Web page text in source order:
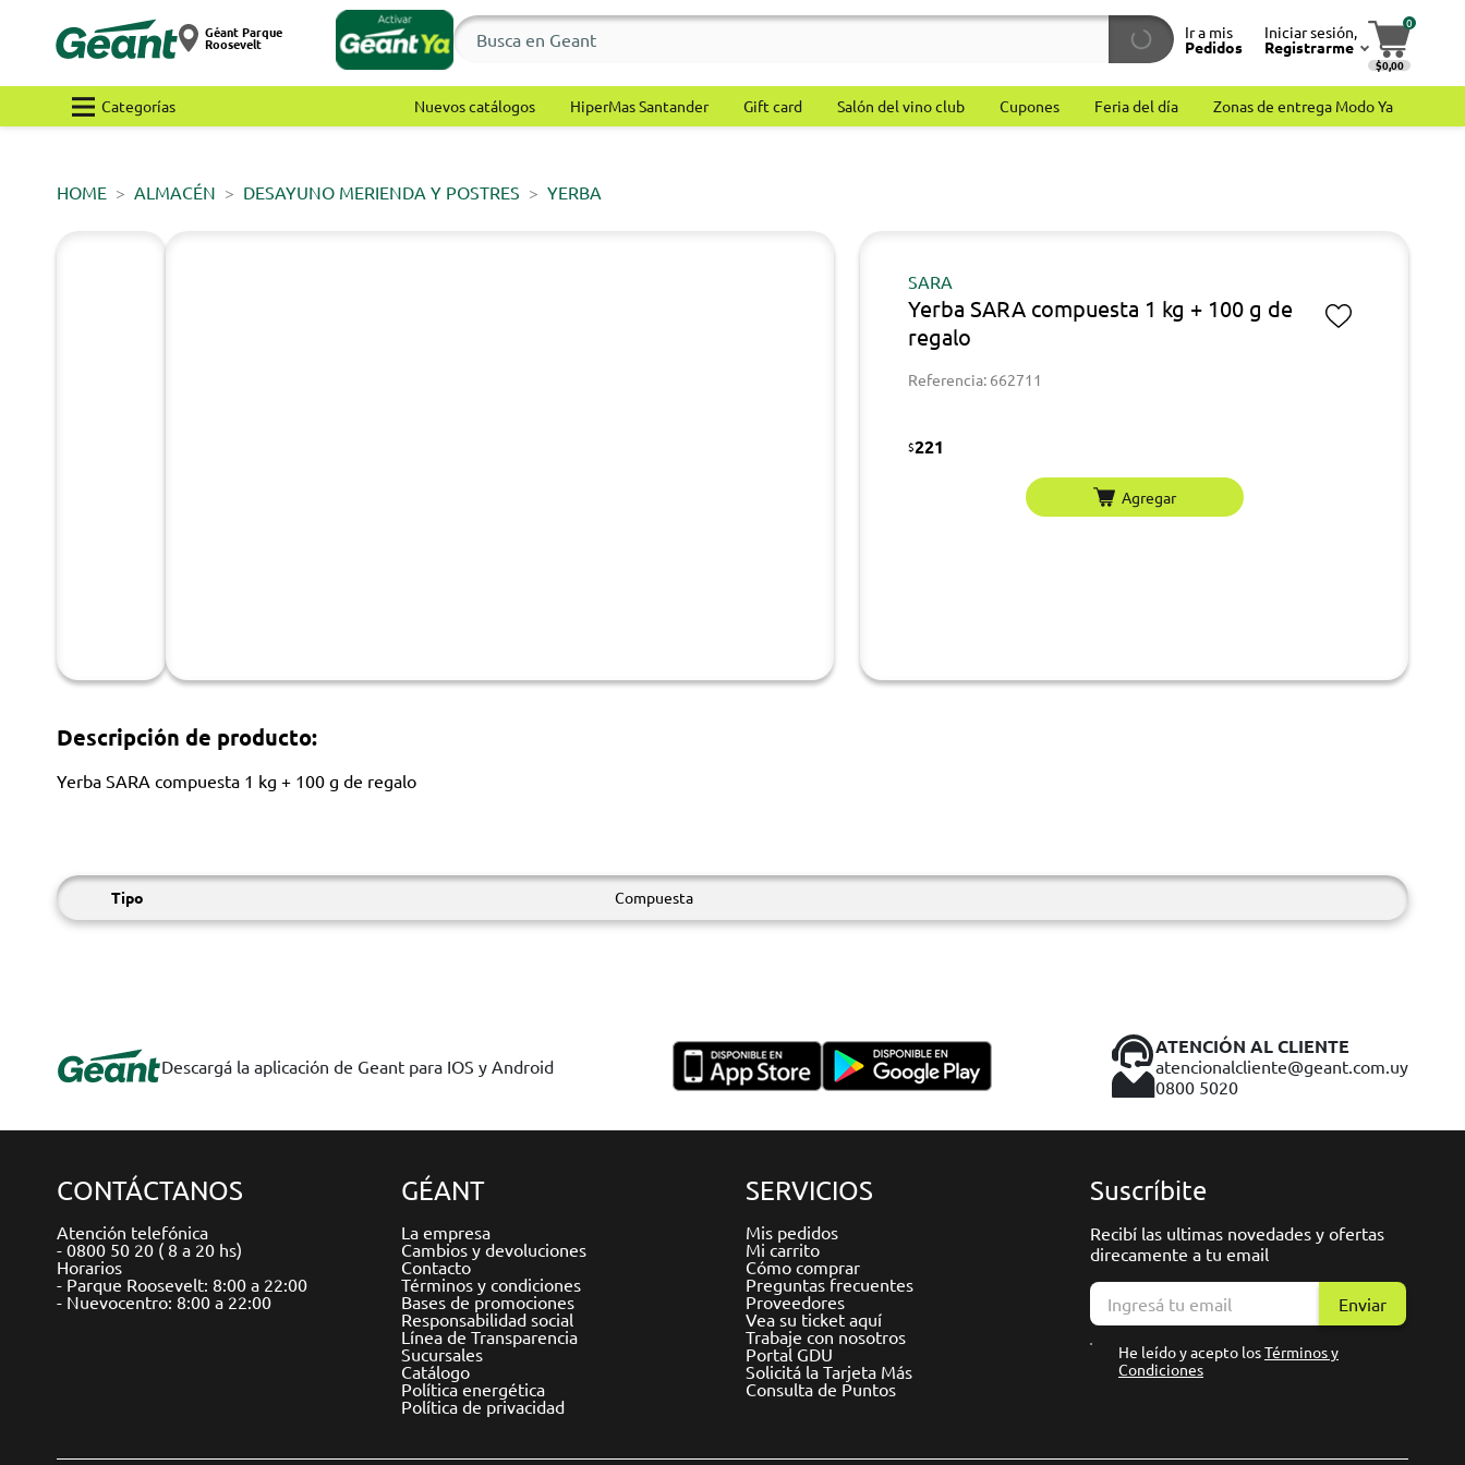
Géant Parque
Roosevelt
Ir a mis
Pedidos
Iniciar sesión,
Registrarme
0
$0,00
Categorías Nuevos catálogos HiperMas Santander Gift card Salón del vino club Cupones Feria del día Zonas de entrega Modo Ya
HOME ALMACÉN DESAYUNO MERIENDA Y POSTRES YERBA
SARA
Yerba SARA compuesta 1 kg + 100 g de
regalo
Referencia: 662711
$221
Agregar
Descripción de producto:
Yerba SARA compuesta 1 kg + 100 g de regalo
Tipo Compuesta
Descargá la aplicación de Geant para IOS y Android
ATENCIÓN AL CLIENTE
atencionalcliente@geant.com.uy
0800 5020
CONTÁCTANOS
Atención telefónica
- 0800 50 20 ( 8 a 20 hs)
Horarios
- Parque Roosevelt: 8:00 a 22:00
- Nuevocentro: 8:00 a 22:00
GÉANT
La empresa
Cambios y devoluciones
Contacto
Términos y condiciones
Bases de promociones
Responsabilidad social
Línea de Transparencia
Sucursales
Catálogo
Política energética
Política de privacidad
SERVICIOS
Mis pedidos
Mi carrito
Cómo comprar
Preguntas frecuentes
Proveedores
Vea su ticket aquí
Trabaje con nosotros
Portal GDU
Solicitá la Tarjeta Más
Consulta de Puntos
Suscríbite
Recibí las ultimas novedades y ofertas
direcamente a tu email
Enviar
He leído y acepto losTérminos y
Condiciones